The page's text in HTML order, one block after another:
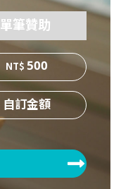
單筆贊助
500